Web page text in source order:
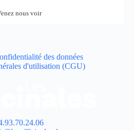
nous voir
des données
d'utilisation (CGU)